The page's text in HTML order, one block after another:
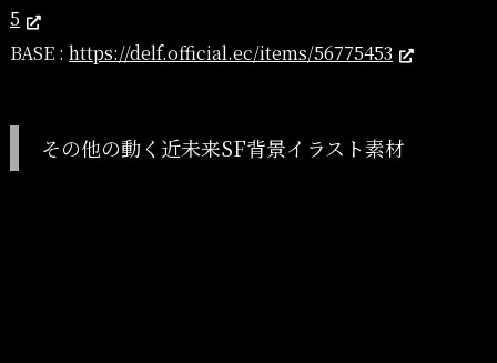
5
BASE : https://delf.official.ec/items/56775453
その他の動く近未来SF背景イラスト素材